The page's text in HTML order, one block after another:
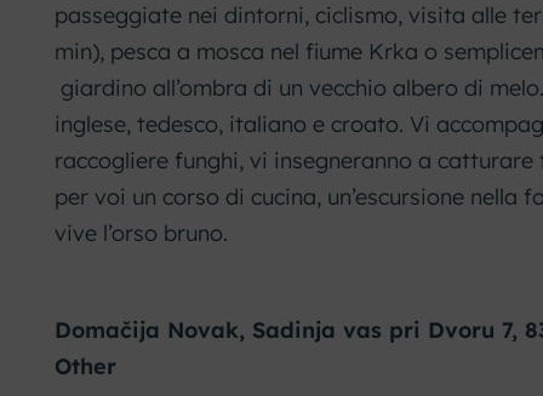
passeggiate nei dintorni, ciclismo, visita alle
min), pesca a mosca nel fiume Krka o
giardino all’ombra di un vecchio albero di
inglese, tedesco, italiano e croato. Vi
raccogliere funghi, vi insegneranno a
per voi un corso di cucina, un’escursione nella
vive l’orso bruno.
Domačija Novak, Sadinja vas pri Dvoru 7,
Other